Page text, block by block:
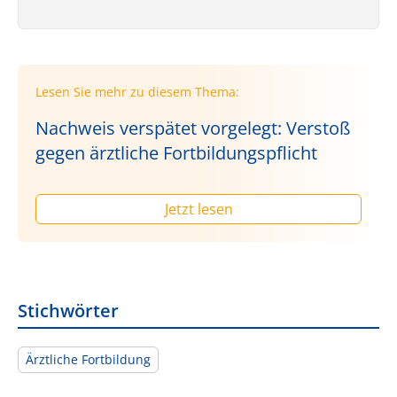
Lesen Sie mehr zu diesem Thema:
Nachweis verspätet vorgelegt: Verstoß
gegen ärztliche Fortbildungspflicht
Jetzt lesen
Stichwörter
Ärztliche Fortbildung